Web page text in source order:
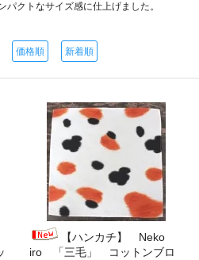
パクトなサイズ感に仕上げました。
価格順 新着順
【ハンカチ】 Neko
iro 「三毛」 コットンブロ